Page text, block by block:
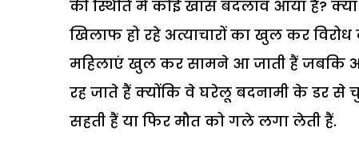
की स्थिति में कोई खास बदलाव आया है?
खिलाफ हो रहे अत्याचारों का खुल कर
महिलाएं खुल कर सामने आ जाती हैं जबकि
रह जाते हैं क्योंकि वे घरेलू बदनामी के डर से
सहती हैं या फिर मौत को गले लगा लेती हैं.